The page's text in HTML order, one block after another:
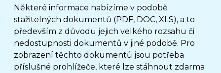
Některé informace nabízíme v podobě
stažitelných dokumentů (PDF, DOC, XLS), a to
především z důvodu jejich velkého rozsahu či
nedostupnosti dokumentů v jiné podobě. Pro
zobrazení těchto dokumentů jsou potřeba
příslušné prohlížeče, které lze stáhnout zdarma